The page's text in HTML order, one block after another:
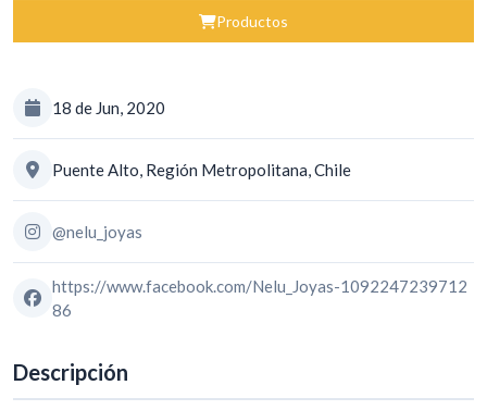
Productos
18 de Jun, 2020
Puente Alto, Región Metropolitana, Chile
@nelu_joyas
https://www.facebook.com/Nelu_Joyas-1092247239712
86
Descripción